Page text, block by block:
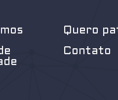
Quero
Contato